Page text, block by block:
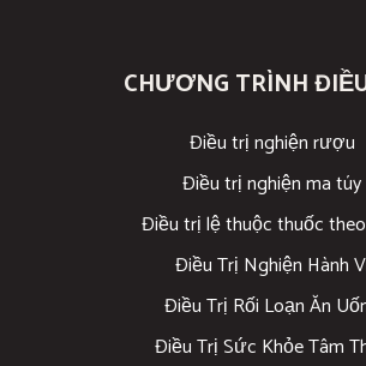
CHƯƠNG TRÌNH
Điều trị nghiện rượu
Điều trị nghiện ma túy
Điều trị lệ thuộc thuốc
Điều Trị Nghiện Hành
Điều Trị Rối Loạn Ăn
Điều Trị Sức Khỏe Tâm